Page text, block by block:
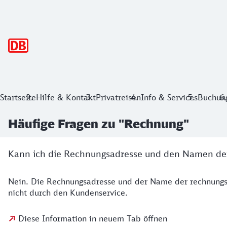
StartseiteHilfe & KontaktPrivatreisenInfo & Services
Häufige Fragen zu "Rechnung"
Kann ich die Rechnungsadresse und den Namen
Nein. Die Rechnungsadresse und der Name der
nicht durch den Kundenservice.
Diese Information in neuem Tab öffnen